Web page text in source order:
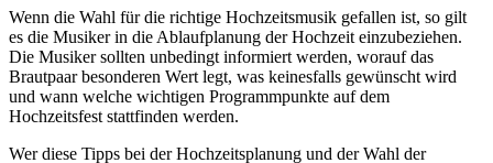
Wenn die Wahl für die richtige Hochzeitsmusik gefallen ist, so gilt
es die Musiker in die Ablaufplanung der Hochzeit einzubeziehen.
Die Musiker sollten unbedingt informiert werden, worauf das
Brautpaar besonderen Wert legt, was keinesfalls gewünscht wird
und wann welche wichtigen Programmpunkte auf dem
Hochzeitsfest stattfinden werden.
Wer diese Tipps bei der Hochzeitsplanung und der Wahl der